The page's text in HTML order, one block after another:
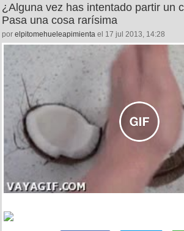
¿Alguna vez has intentado partir un
Pasa una cosa rarísima
por elpitomehueleapimienta el 17 jul 2013, 14:28